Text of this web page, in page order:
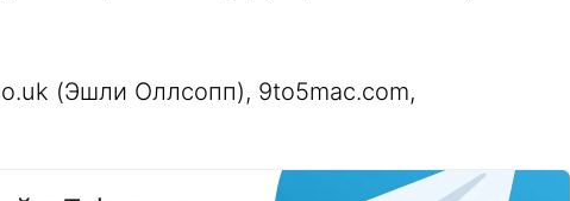
(Эшли Оллсопп), 9to5mac.com,